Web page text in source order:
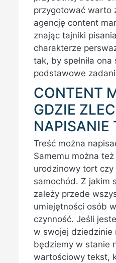
przygotować warto
agencję content
znając tajniki
charakterze
tak, by spełniła ona
podstawowe
CONTENT
GDZIE
NAPISANIE
Treść można
Samemu można
urodzinowy tort czy
samochód. Z jakim
zależy przede
umiejętności osób
czynność. Jeśli
w swojej dziedzinie
będziemy w stanie
wartościowy tekst,